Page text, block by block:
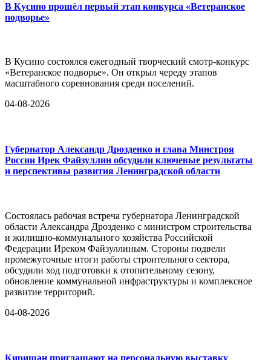
В Кусино прошёл первый этап конкурса «Ветеранское
подворье»
В Кусино состоялся ежегодный творческий смотр-конкурс
«Ветеранское подворье». Он открыл череду этапов
масштабного соревнования среди поселений.
04-08-2026
Губернатор Александр Дрозденко и глава Минстроя
России Ирек Файзуллин обсудили ключевые результаты
и перспективы развития Ленинградской области
Состоялась рабочая встреча губернатора Ленинградской
области Александра Дрозденко с министром строительства
и жилищно-коммунального хозяйства Российской
Федерации Иреком Файзуллиным. Стороны подвели
промежуточные итоги работы строительного сектора,
обсудили ход подготовки к отопительному сезону,
обновление коммунальной инфраструктуры и комплексное
развитие территорий.
04-08-2026
Киришан приглашают на персональную выставку